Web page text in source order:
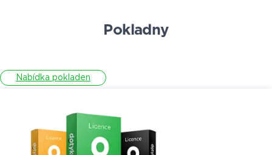
Pokladny
Nabídka pokladen